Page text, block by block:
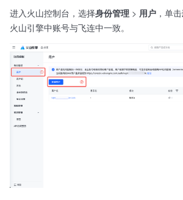
进入火山控制台，选择身份管理 > 用户 ，单击
火山引擎中账号与飞连中一致。